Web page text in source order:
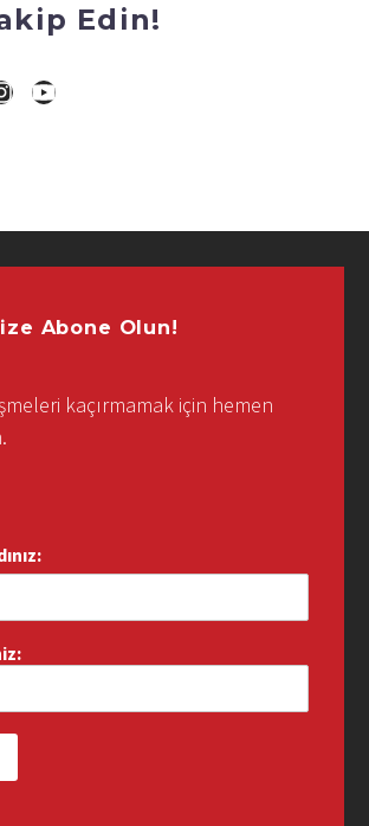
Edin!
Abone Olun!
kaçırmamak için hemen